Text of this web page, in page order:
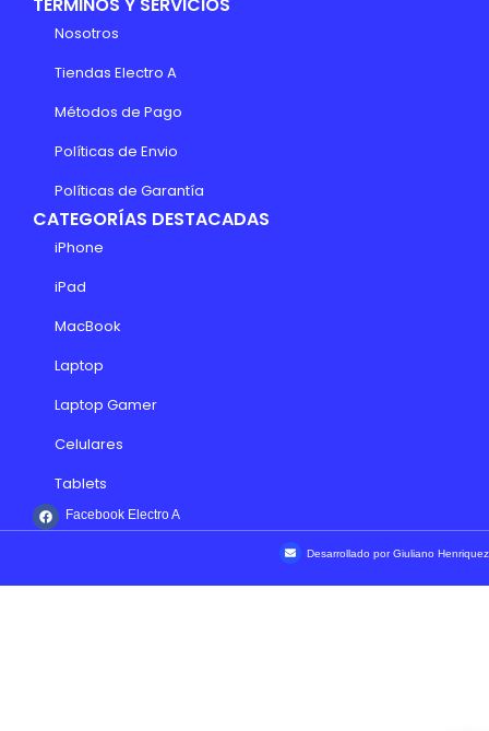
Nosotros
Tiendas Electro A
Métodos de Pago
Políticas de Envio
Políticas de Garantía
CATEGORÍAS DESTACADAS
iPhone
iPad
MacBook
Laptop
Laptop Gamer
Celulares
Tablets
Facebook Electro A
Desarrollado por Giuliano Henriquez